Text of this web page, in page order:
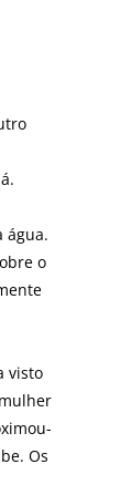
água.
o
visto
Os